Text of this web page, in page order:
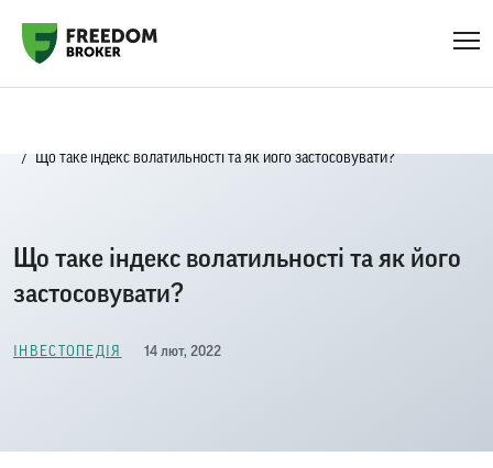
Що таке індекс волатильності та як його застосовувати?
Що таке індекс волатильності та як його
застосовувати?
IНВЕСТОПЕДІЯ 14 лют, 2022